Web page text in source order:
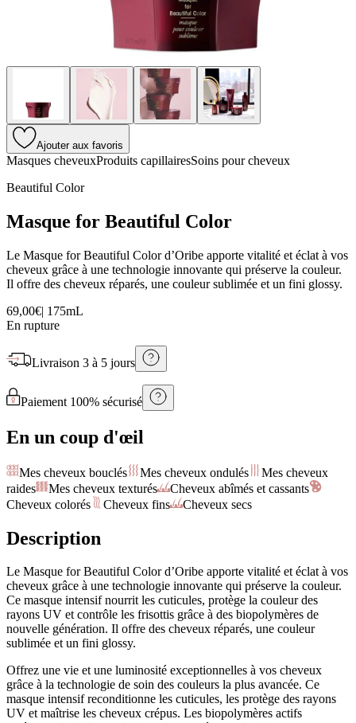
Ajouter aux favoris
Masques cheveuxProduits capillairesSoins pour cheveux
Beautiful Color
Masque for Beautiful Color
Le Masque for Beautiful Color d’Oribe apporte vitalité et éclat à vos
cheveux grâce à une technologie innovante qui préserve la couleur.
Il offre des cheveux réparés, une couleur sublimée et un fini glossy.
69,00€| 175mL
En rupture
Livraison 3 à 5 jours
Paiement 100% sécurisé
En un coup d'œil
Mes cheveux bouclés Mes cheveux ondulés
Mes cheveux
raides
Mes cheveux texturés
Cheveux abîmés et cassants
Cheveux colorés
Cheveux fins Cheveux secs
Description
Le Masque for Beautiful Color d’Oribe apporte vitalité et éclat à vos
cheveux grâce à une technologie innovante qui préserve la couleur.
Ce masque intensif nourrit les cuticules, protège la couleur des
rayons UV et contrôle les frisottis grâce à des biopolymères de
nouvelle génération. Il offre des cheveux réparés, une couleur
sublimée et un fini glossy.
Offrez une vie et une luminosité exceptionnelles à vos cheveux
grâce à la technologie de soin des couleurs la plus avancée. Ce
masque intensif reconditionne les cuticules, les protège des rayons
UV et maîtrise les cheveux crépus. Les biopolymères actifs